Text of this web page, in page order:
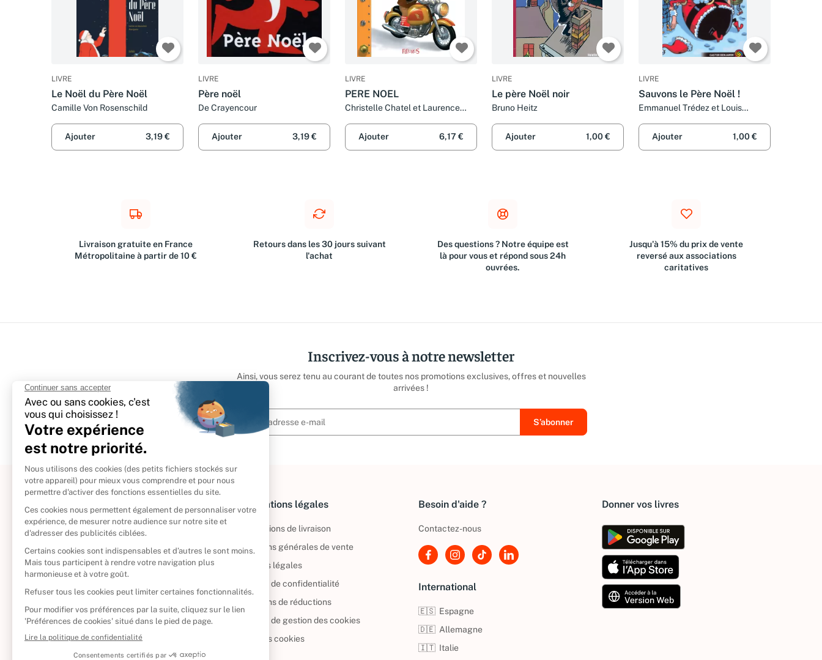
LIVRE
Le Noël du Père Noël
Camille Von Rosenschild
Ajouter 3,19 €
LIVRE
Père noël
De Crayencour
Ajouter 3,19 €
LIVRE
PERE NOEL
Christelle Chatel et Laurence
Ajouter
6,17 €
LIVRE
Le père Noël noir
Bruno Heitz
Ajouter 1,00 €
LIVRE
Sauvons le Père Noël !
Emmanuel Trédez et Louis
Ajouter
1,00 €
Livraison gratuite en France
Métropolitaine à partir de 10 €
Retours dans les 30 jours suivant
l'achat
Des questions ? Notre équipe est
là pour vous et répond sous 24h
ouvrées.
Jusqu'à 15% du prix de vente
reversé aux associations
caritatives
Inscrivez-vous à notre newsletter
Ainsi, vous serez tenu au courant de toutes nos promotions exclusives, offres et nouvelles
arrivées !
À propos
Politique de retour
Reprendre vos livres
Qui sommes-nous ?
CD d'occasion
DVD d'occasion
Livres d’occasion
Informations légales
Informations de livraison
Conditions générales de vente
Mentions légales
Politique de confidentialité
Conditions de réductions
Politique de gestion des cookies
Gérer vos cookies
Besoin d'aide ?
Contactez-nous
International
🇪🇸 Espagne
🇩🇪 Allemagne
🇮🇹 Italie
Donner vos livres